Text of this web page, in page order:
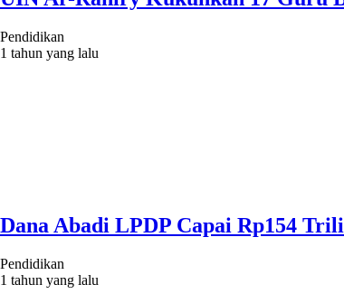
Pendidikan
1 tahun yang lalu
Dana Abadi LPDP Capai Rp154
Pendidikan
1 tahun yang lalu